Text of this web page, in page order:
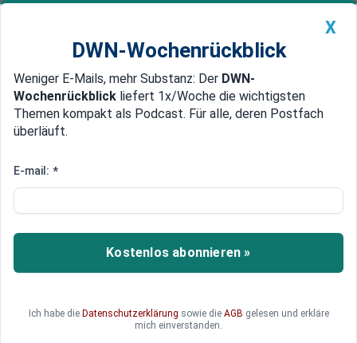
Newsticker MEIN DWN: Geldanlage Premium
Edelmetalle DWN-Magazin China
AfD prüft Ersatz für
Alternative“
Die AfD-Nachwuchsorganisation „Junge
Alternative“ (JA) agiert weitgehend autonom –
Unabhängigkeit jedoch zu weit. Deshalb gibt es
nun Überlegungen für Alternativen.
X
DWN-Wochenrückblick
Weniger E-Mails, mehr Substanz: Der DWN-
Wochenrückblick liefert 1x/Woche die wichtigsten
Themen kompakt als Podcast. Für alle, deren Postfach
überläuft.
E-mail: *
Kostenlos abonnieren »
Ich habe die Datenschutzerklärung sowie die AGB gelesen und erkläre
mich einverstanden.